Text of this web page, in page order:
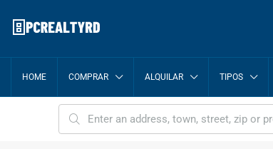
HOME COMPRAR ALQUILAR TIPOS